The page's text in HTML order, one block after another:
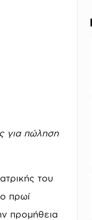
για πώληση
του
πρωί
προμήθεια